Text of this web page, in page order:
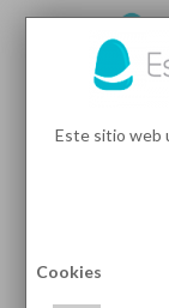
Este sitio web
Cookies